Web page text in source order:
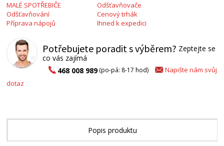
MALÉ SPOTŘEBIČE
Odšťavňování
Příprava nápojů
Odšťavňovače
Cenový trhák
Ihned k expedici
Potřebujete poradit s výběrem? Zeptejte se
co vás zajímá
468 008 989(po-pá: 8-17 hod)
Napište nám svůj
dotaz
Popis produktu